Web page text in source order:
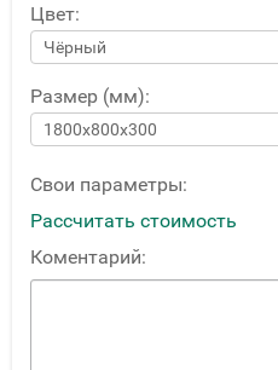
Цвет:
Размер (мм):
Свои параметры:
Рассчитать стоимость
Коментарий: